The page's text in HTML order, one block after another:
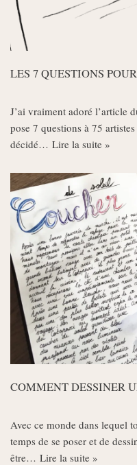
LES 7 QUESTIONS
J’ai vraiment adoré l’article
pose 7 questions à 75
décidé… Lire la suite »
COMMENT DESSINER
Avec ce monde dans lequel
temps de se poser et de
être… Lire la suite »